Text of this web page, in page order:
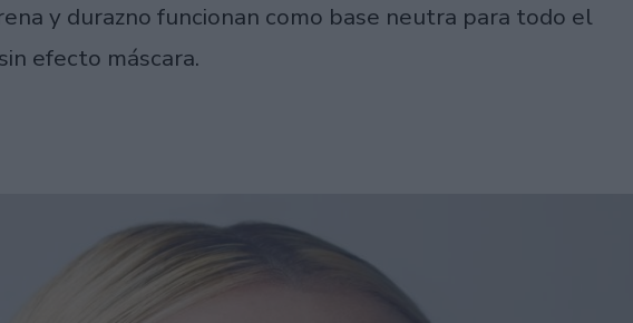
y durazno funcionan como base neutra para todo el
efecto máscara.